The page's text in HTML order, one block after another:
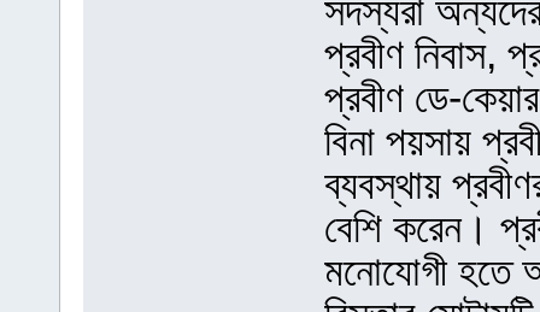
সদস্যরা
প্রবীণ নিবাস,
প্রবীণ ডে-
বিনা পয়সায়
ব্যবস্থায়
বেশি করেন।
মনোযোগী হতে